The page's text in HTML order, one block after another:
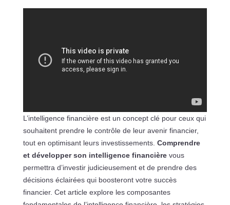
L’intelligence financière est un concept clé pour ceux qui
souhaitent prendre le contrôle de leur avenir financier,
tout en optimisant leurs investissements. Comprendre
et développer son intelligence financièrevous
permettra d’investir judicieusement et de prendre des
décisions éclairées qui boosteront votre succès
financier. Cet article explore les composantes